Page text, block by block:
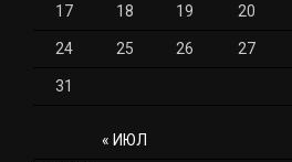
« ИЮЛ
17 18 19 20
24 25 26 27
31